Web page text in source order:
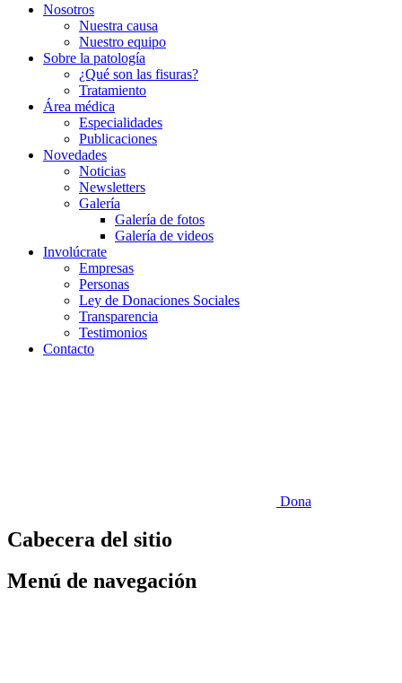
Nosotros
Nuestra causa
Nuestro equipo
Sobre la patología
¿Qué son las fisuras?
Tratamiento
Área médica
Especialidades
Publicaciones
Novedades
Noticias
Newsletters
Galería
Galería de fotos
Galería de videos
Involúcrate
Empresas
Personas
Ley de Donaciones Sociales
Transparencia
Testimonios
Contacto
Dona
Cabecera del sitio
Menú de navegación